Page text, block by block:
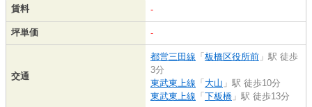
賃料 -
坪単価 -
交通
都営三田線 「 板橋区役所前 」駅 徒歩
3分
東武東上線 「 大山 」駅 徒歩10分
東武東上線 「 下板橋 」駅 徒歩13分